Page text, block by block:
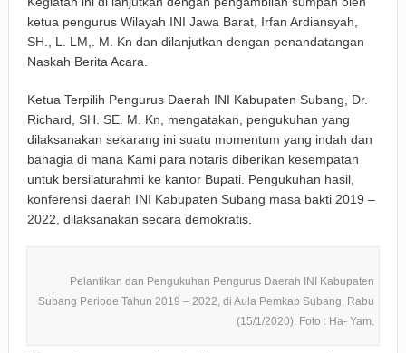
ketua pengurus Wilayah INI Jawa Barat, Irfan Ardiansyah,
SH., L. LM,. M. Kn dan dilanjutkan dengan penandatangan
Naskah Berita Acara.
Ketua Terpilih Pengurus Daerah INI Kabupaten Subang, Dr.
Richard, SH. SE. M. Kn, mengatakan, pengukuhan yang
dilaksanakan sekarang ini suatu momentum yang indah dan
bahagia di mana Kami para notaris diberikan kesempatan
untuk bersilaturahmi ke kantor Bupati. Pengukuhan hasil,
konferensi daerah INI Kabupaten Subang masa bakti 2019 –
2022, dilaksanakan secara demokratis.
Pelantikan dan Pengukuhan Pengurus Daerah INI Kabupaten
Subang Periode Tahun 2019 – 2022, di Aula Pemkab Subang, Rabu
(15/1/2020). Foto : Ha- Yam.